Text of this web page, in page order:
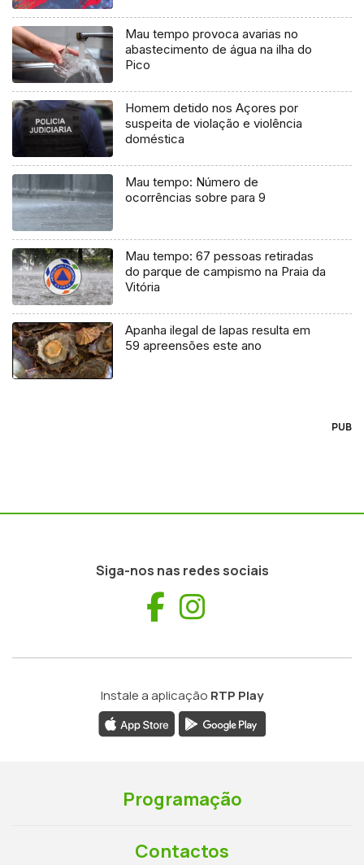
Mau tempo provoca avarias no
abastecimento de água na ilha do
Pico
Homem detido nos Açores por
suspeita de violação e violência
doméstica
Mau tempo: Número de
ocorrências sobre para 9
Mau tempo: 67 pessoas retiradas
do parque de campismo na Praia da
Vitória
Apanha ilegal de lapas resulta em
59 apreensões este ano
PUB
Siga-nos nas redes sociais
Facebook
Instale a aplicação RTP Play
Programação
Contactos